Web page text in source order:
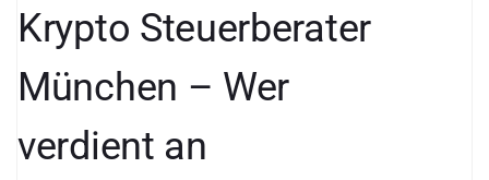
Krypto Steuerberater
München – Wer
verdient an